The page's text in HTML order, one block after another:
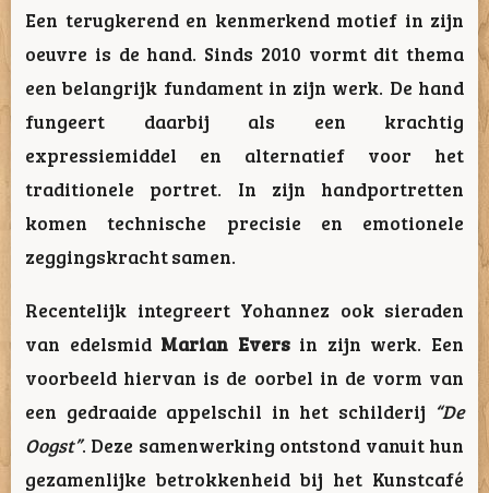
Een terugkerend en kenmerkend motief in zijn
oeuvre is de hand. Sinds 2010 vormt dit thema
een belangrijk fundament in zijn werk. De hand
fungeert daarbij als een krachtig
expressiemiddel en alternatief voor het
traditionele portret. In zijn handportretten
komen technische precisie en emotionele
zeggingskracht samen.
Recentelijk integreert Yohannez ook sieraden
van edelsmid Marian Eversin zijn werk. Een
voorbeeld hiervan is de oorbel in de vorm van
een gedraaide appelschil in het schilderij “De
Oogst”. Deze samenwerking ontstond vanuit hun
gezamenlijke betrokkenheid bij het Kunstcafé